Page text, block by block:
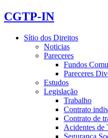
CGTP-IN
Sítio dos Direitos
Noticias
Pareceres
Fundos
Pareceres
Estudos
Legislação
Trabalho
Contrato
Contrato de
Acidentes de
Segurança